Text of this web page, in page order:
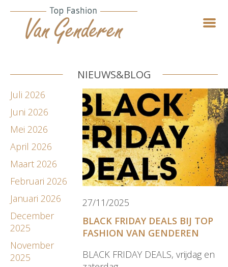
NIEUWS&BLOG
Juli 2026
Juni 2026
Mei 2026
April 2026
Maart 2026
Februari 2026
Januari 2026
December
2025
November
2025
27/11/2025
BLACK FRIDAY DEALS BIJ TOP
FASHION VAN GENDEREN
BLACK FRIDAY DEALS, vrijdag en